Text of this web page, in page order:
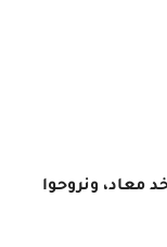
معاد، ونروحوا